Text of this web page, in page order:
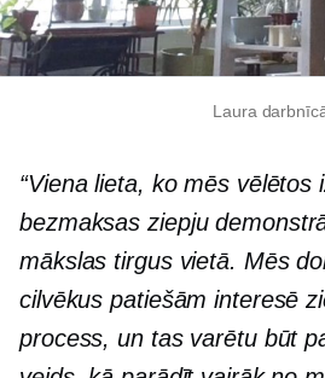
Laura
“Viena lieta, ko mēs vēlētos
bezmaksas ziepju
mākslas tirgus vietā. Mēs
cilvēkus patiešām interesē
process, un tas varētu būt